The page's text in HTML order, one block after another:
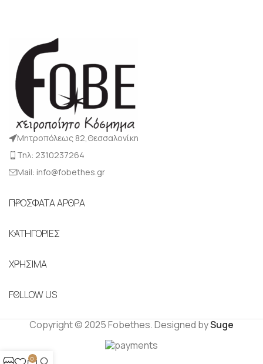
Μητροπόλεως 82,Θεσσαλονίκη
Τηλ: 2310237264
Mail: info@fobethes.gr
ΠΡΟΣΦΑΤΑ ΑΡΘΡΑ
ΚΑΤΗΓΟΡΙΕΣ
ΧΡΗΣΙΜΑ
FOLLOW US
Copyright © 2025 Fobethes. Designed bySuge
0